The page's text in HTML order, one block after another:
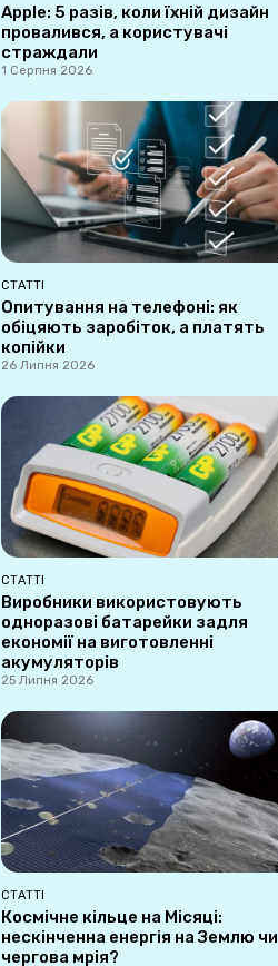
Apple: 5 разів, коли їхній дизайн
провалився, а користувачі
страждали
1 Серпня 2026
СТАТТІ
Опитування на телефоні: як
обіцяють заробіток, а платять
копійки
26 Липня 2026
СТАТТІ
Виробники використовують
одноразові батарейки задля
економії на виготовленні
акумуляторів
25 Липня 2026
СТАТТІ
Космічне кільце на Місяці:
нескінченна енергія на Землю чи
чергова мрія?